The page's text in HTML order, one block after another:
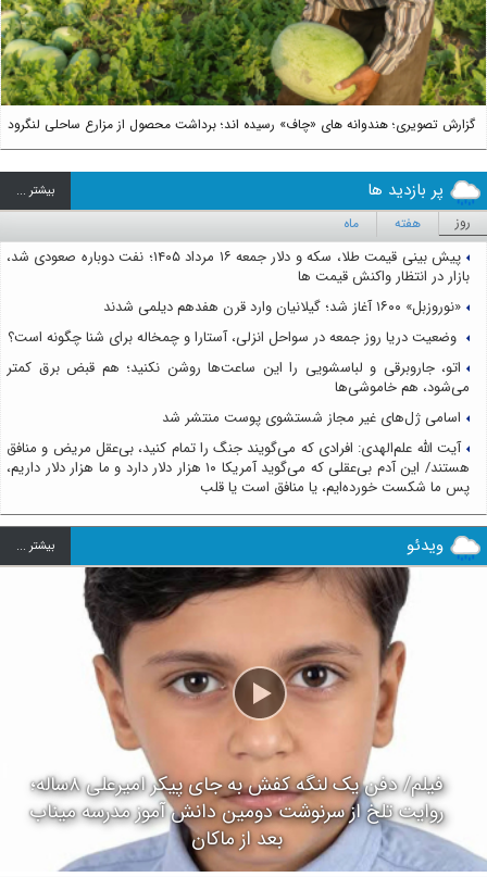
گزارش تصویری؛ هندوانه های «چاف» رسیده اند؛ برداشت محصول از مزارع ساحلی لنگرود
پر بازدید ها بيشتر ...
روز هفته ماه
پیش بینی قیمت طلا، سکه و دلار جمعه ۱۶ مرداد ۱۴۰۵؛ نفت دوباره صعودی شد،
بازار در انتظار واکنش قیمت ها
«نوروزبل» ۱۶۰۰ آغاز شد؛ گیلانیان وارد قرن هفدهم دیلمی شدند
وضعیت دریا روز جمعه در سواحل انزلی، آستارا و چمخاله برای شنا چگونه است؟
اتو، جاروبرقی و لباسشویی را این ساعت‌ها روشن نکنید؛ هم قبض برق کمتر
می‌شود، هم خاموشی‌ها
اسامی ژل‌های غیر مجاز شستشوی پوست منتشر شد
آیت الله علم‌الهدی: افرادی که می‌گویند جنگ را تمام کنید، بی‌عقل مریض و منافق
هستند/ این آدم بی‌عقلی که می‌گوید آمریکا ۱۰ هزار دلار دارد و ما هزار دلار داریم،
پس ما شکست خورده‌ایم، یا منافق است یا قلب
ویدئو بيشتر ...
فیلم/ دفن یک لنگه کفش به جای پیکر امیرعلی ۸ساله؛
روایت تلخ از سرنوشت دومین دانش آموز مدرسه میناب
بعد از ماکان